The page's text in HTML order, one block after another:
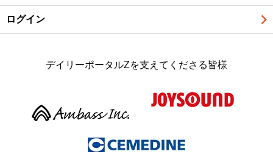
ログイン
デイリーポータルZを支えてくださる皆様